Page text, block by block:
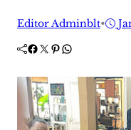
Editor Adminblt•
Facebook Twitter Pinterest WhatsApp